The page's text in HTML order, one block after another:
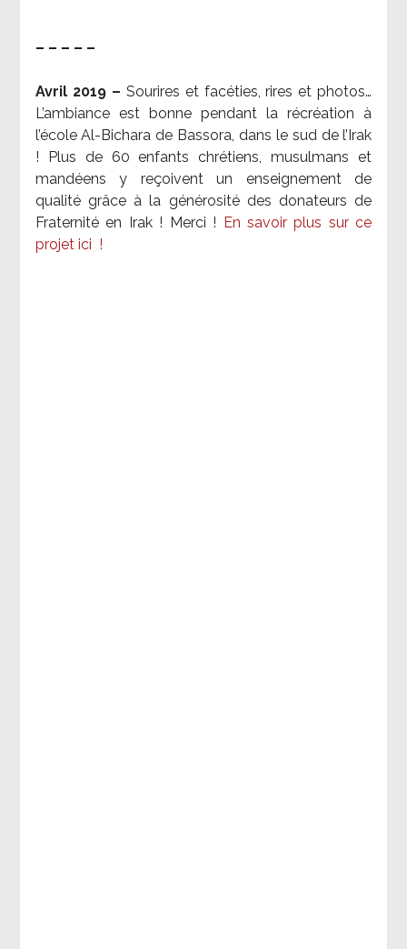
– – – – –
Avril 2019 – Sourires et facéties, rires et photos…
L’ambiance est bonne pendant la récréation à
l’école Al-Bichara de Bassora, dans le sud de l’Irak
! Plus de 60 enfants chrétiens, musulmans et
mandéens y reçoivent un enseignement de
qualité grâce à la générosité des donateurs de
Fraternité en Irak ! Merci !
En savoir plus sur ce
projet ici !